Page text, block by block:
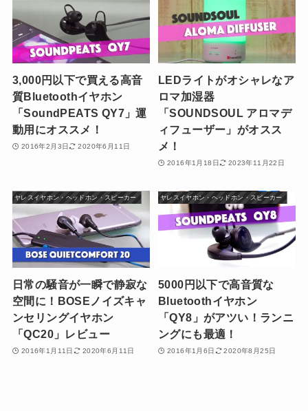
3,000円以下で買える高音
質Bluetoothイヤホン
「SoundPEATS QY7」運
動用にオススメ！
2016年2月3日 2020年6月11日
LEDライトがオシャレなア
ロマ加湿器
「SOUNDSOUL アロマデ
ィフューザー」がオスス
メ！
2016年1月18日 2023年11月22日
ワイヤレスイヤホン・ヘッドホン・スピーカー
日常の騒音が一瞬で静寂な
空間に！BOSEノイズキャ
ンセリングイヤホン
「QC20」レビュー
2016年1月11日 2020年6月11日
ワイヤレスイヤホン・ヘッドホン・スピーカー
5000円以下で高音質な
Bluetoothイヤホン
「QY8」がアツい！ランニ
ングにも最適！
2016年1月6日 2020年8月25日